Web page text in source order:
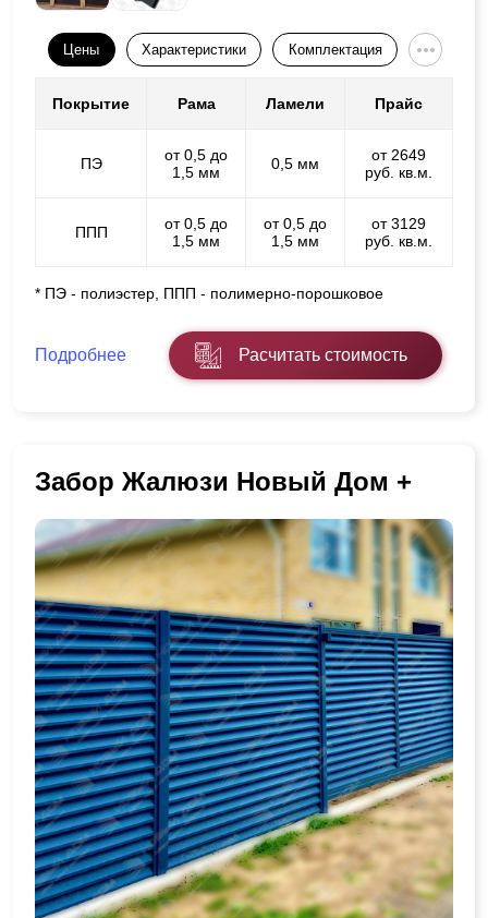
Цены Характеристики Комплектация
Покрытие Рама Ламели Прайс
ПЭ
от 0,5 до
1,5 мм
0,5 мм
от 2649
руб. кв.м.
ППП
от 0,5 до
1,5 мм
от 0,5 до
1,5 мм
от 3129
руб. кв.м.
* ПЭ - полиэстер, ППП - полимерно-порошковое
Подробнее Расчитать стоимость
Забор Жалюзи Новый Дом +